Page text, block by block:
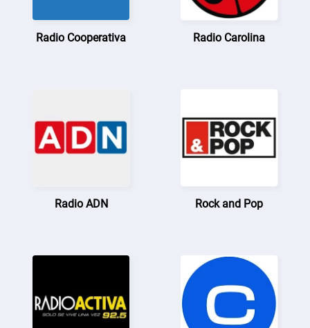
Radio Cooperativa Radio Carolina
Radio ADN Rock and Pop